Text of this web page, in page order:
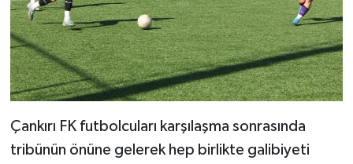
Çankırı FK futbolcuları karşılaşma sonrasında
tribünün önüne gelerek hep birlikte galibiyeti